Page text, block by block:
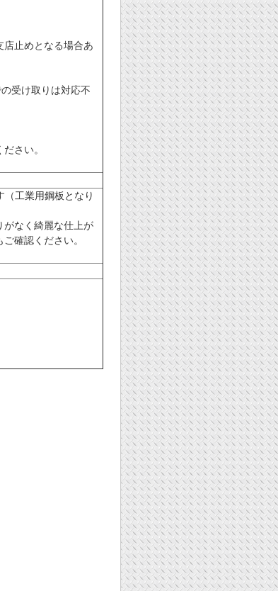
止めとなる場合あ
受け取りは対応不
さい。
工業用鋼板となり
がなく綺麗な仕上が
ご確認ください。